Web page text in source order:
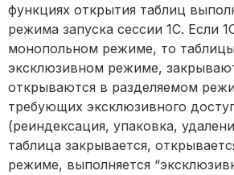
функциях открытия таблиц
режима запуска сессии 1С. Если
монопольном режиме, то
эксклюзивном режиме,
открываются в разделяемом
требующих эксклюзивного
(реиндексация, упаковка,
таблица закрывается,
режиме, выполняется